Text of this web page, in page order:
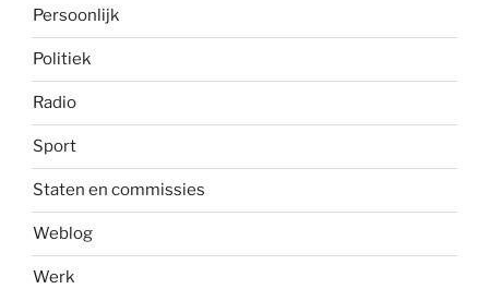
Persoonlijk
Politiek
Radio
Sport
Staten en commissies
Weblog
Werk